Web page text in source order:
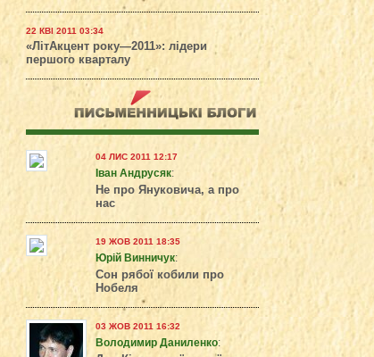
22 КВІ 2011 03:34
«ЛітАкцент року—2011»: лідери
першого кварталу
04 ЛИС 2011 12:17
Іван Андрусяк:
Не про Януковича, а про
нас
19 ЖОВ 2011 18:35
Юрій Винничук:
Сон рябої кобили про
Нобеля
03 ЖОВ 2011 16:32
Володимир Даниленко: